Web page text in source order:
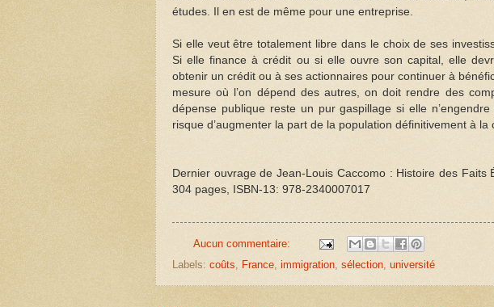
études. Il en est de même pour une entreprise.
Si elle veut être totalement libre dans le choix de ses
Si elle finance à crédit ou si elle ouvre son capital, elle
obtenir un crédit ou à ses actionnaires pour continuer à
mesure où l’on dépend des autres, on doit rendre des
dépense publique reste un pur gaspillage si elle
risque d’augmenter la part de la population définitivement à la
Dernier ouvrage de Jean-Louis Caccomo : Histoire des Faits
304 pages, ISBN-13: 978-2340007017
Aucun commentaire:
Labels: coûts, France, immigration, sélection, université